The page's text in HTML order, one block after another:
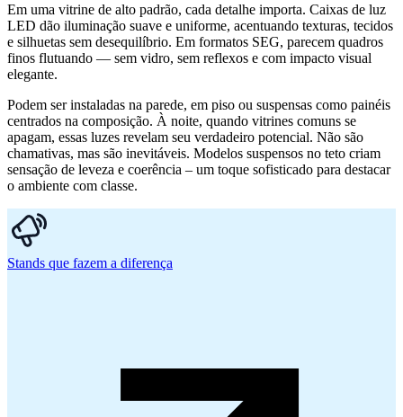
Em uma vitrine de alto padrão, cada detalhe importa. Caixas de luz
LED dão iluminação suave e uniforme, acentuando texturas, tecidos
e silhuetas sem desequilíbrio. Em formatos SEG, parecem quadros
finos flutuando — sem vidro, sem reflexos e com impacto visual
elegante.
Podem ser instaladas na parede, em piso ou suspensas como painéis
centrados na composição. À noite, quando vitrines comuns se
apagam, essas luzes revelam seu verdadeiro potencial. Não são
chamativas, mas são inevitáveis. Modelos suspensos no teto criam
sensação de leveza e coerência – um toque sofisticado para destacar
o ambiente com classe.
Stands que fazem a diferença